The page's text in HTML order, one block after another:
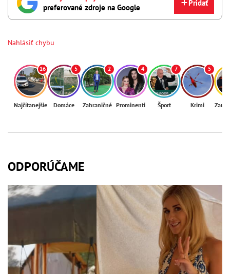
preferované zdroje na Google
Pridať
Nahlásiť chybu
16
Najčítanejšie
5
Domáce
2
Zahraničné
4
Prominenti
7
Šport
5
Krimi
ODPORÚČAME